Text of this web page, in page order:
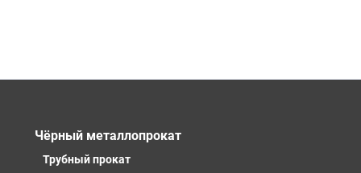
Чёрный металлопрокат
Трубный прокат